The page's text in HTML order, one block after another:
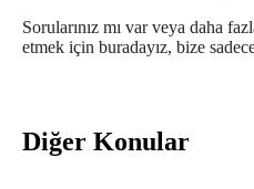
Sorularınız mı var veya daha
etmek için buradayız, bize
Diğer Konular